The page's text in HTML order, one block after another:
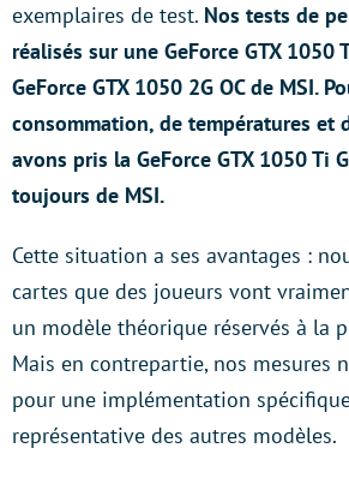
exemplaires de test. Nos tests de
réalisés sur une GeForce GTX 1050
GeForce GTX 1050 2G OC de MSI.
consommation, de températures et
avons pris la GeForce GTX 1050 Ti
toujours de MSI.
Cette situation a ses avantages :
cartes que des joueurs vont
un modèle théorique réservés à la
Mais en contrepartie, nos mesures
pour une implémentation
représentative des autres modèles.